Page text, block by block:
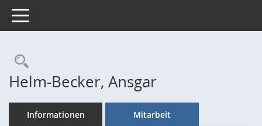
Toggle navigation
Rechercheauswahl
Helm-Becker, Ansgar
Informationen Mitarbeit